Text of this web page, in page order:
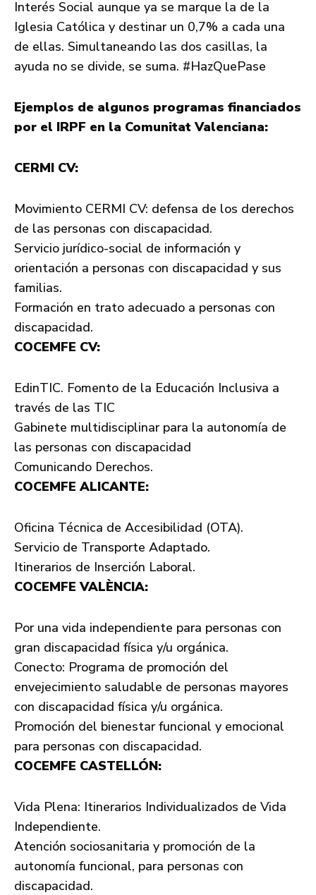
Interés Social aunque ya se marque la de la
Iglesia Católica y destinar un 0,7% a cada una
de ellas. Simultaneando las dos casillas, la
ayuda no se divide, se suma. #HazQuePase
Ejemplos de algunos programas financiados
por el IRPF en la Comunitat Valenciana:
CERMI CV:
Movimiento CERMI CV: defensa de los derechos
de las personas con discapacidad.
Servicio jurídico-social de información y
orientación a personas con discapacidad y sus
familias.
Formación en trato adecuado a personas con
discapacidad.
COCEMFE CV:
EdinTIC. Fomento de la Educación Inclusiva a
través de las TIC
Gabinete multidisciplinar para la autonomía de
las personas con discapacidad
Comunicando Derechos.
COCEMFE ALICANTE:
Oficina Técnica de Accesibilidad (OTA).
Servicio de Transporte Adaptado.
Itinerarios de Inserción Laboral.
COCEMFE VALÈNCIA:
Por una vida independiente para personas con
gran discapacidad física y/u orgánica.
Conecto: Programa de promoción del
envejecimiento saludable de personas mayores
con discapacidad física y/u orgánica.
Promoción del bienestar funcional y emocional
para personas con discapacidad.
COCEMFE CASTELLÓN:
Vida Plena: Itinerarios Individualizados de Vida
Independiente.
Atención sociosanitaria y promoción de la
autonomía funcional, para personas con
discapacidad.